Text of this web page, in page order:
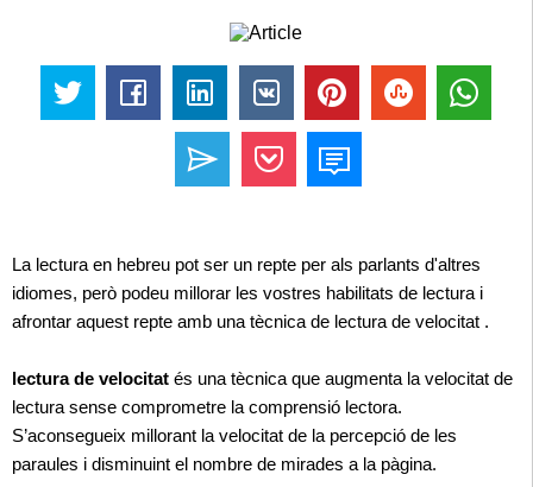
La lectura en hebreu pot ser un repte per als parlants d'altres
idiomes, però podeu millorar les vostres habilitats de lectura i
afrontar aquest repte amb una tècnica de lectura de velocitat .
lectura de velocitat és una tècnica que augmenta la velocitat de
lectura sense comprometre la comprensió lectora.
S’aconsegueix millorant la velocitat de la percepció de les
paraules i disminuint el nombre de mirades a la pàgina.